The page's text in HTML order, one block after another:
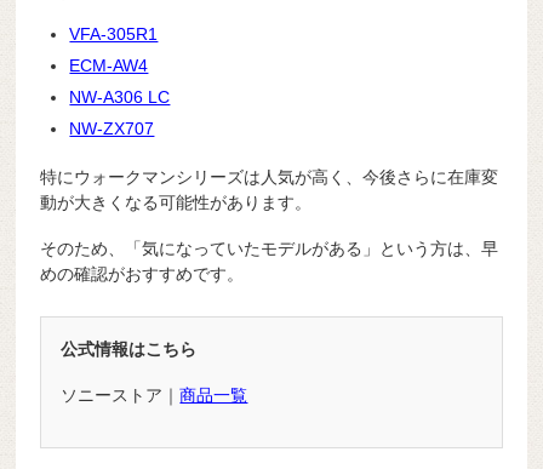
VFA-305R1
ECM-AW4
NW-A306 LC
NW-ZX707
特にウォークマンシリーズは人気が高く、今後さらに在庫変
動が大きくなる可能性があります。
そのため、「気になっていたモデルがある」という方は、早
めの確認がおすすめです。
公式情報はこちら
ソニーストア｜商品一覧